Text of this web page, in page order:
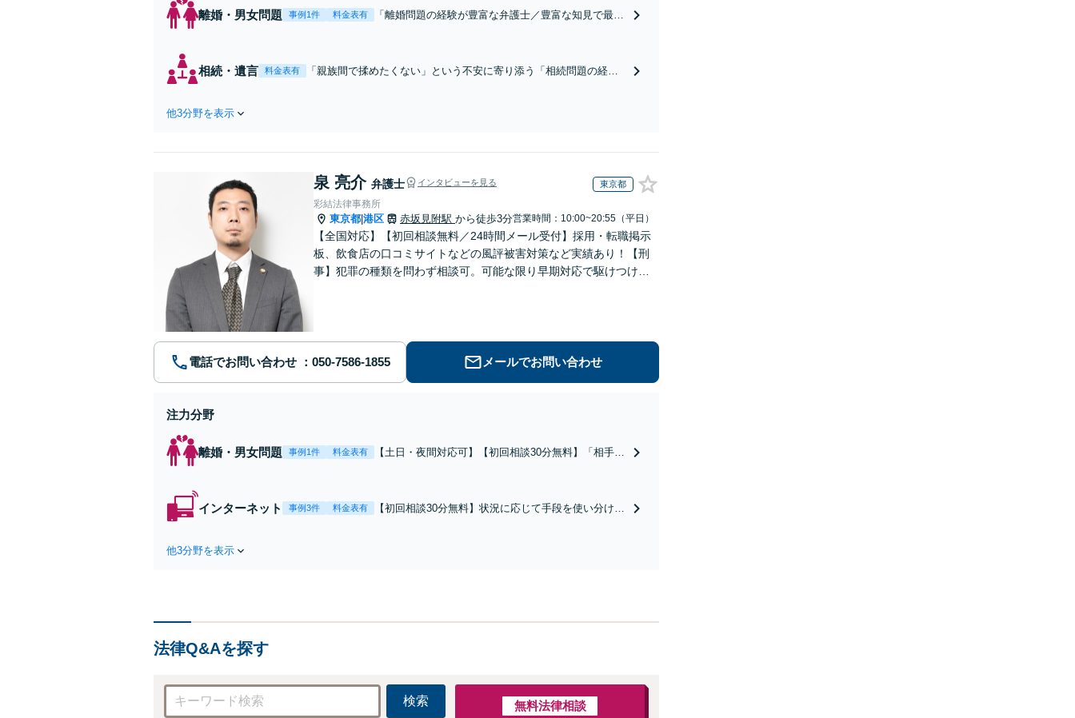
離婚・男女問題 事例1件 料金表有
「離婚問題の経験が豊富な弁護士／豊富な知見で最適
夜間面談あり】
相続・遺言 料金表有
「親族間で揉めたくない」という不安に寄り添う「相続問題の経験
他3分野を表示
泉 亮介 弁護士 インタビューを見る 東京都
彩結法律事務所
東京都 港区 赤坂見附駅 から徒歩3分営業時間：10:00~20:55（平日）
【全国対応】【初回相談無料／24時間メール受付】採用・転職掲示
板、飲食店の口コミサイトなどの風評被害対策など実績あり！【刑
事】犯罪の種類を問わず相談可。可能な限り早期対応で駆けつけサ
電話でお問い合わせ メールでお問い合わせ
注力分野
離婚・男女問題 事例1件 料金表有
【土日・夜間対応可】【初回相談30分無料】「相手方
金額アップ／減額交渉も対応可」【完全個室対応】
インターネット 事例3件 料金表有
【初回相談30分無料】状況に応じて手段を使い分け、
他3分野を表示
法律Q&Aを探す
検索 無料法律相談